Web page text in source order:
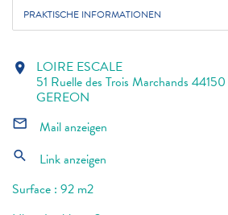
PRAKTISCHE INFORMATIONEN
location_on LOIRE ESCALE
51 Ruelle des Trois Marchands
GEREON
mail_outline Mail anzeigen
search
Link anzeigen
Surface : 92 m2